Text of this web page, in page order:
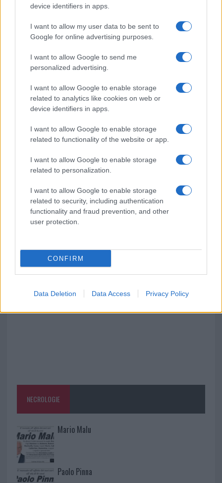
device identifiers in apps.
I want to allow my user data to be sent to
Google for online advertising purposes.
I want to allow Google to send me
personalized advertising.
I want to allow Google to enable storage
related to analytics like cookies on web or
device identifiers in apps.
I want to allow Google to enable storage
related to functionality of the website or app.
I want to allow Google to enable storage
related to personalization.
I want to allow Google to enable storage
related to security, including authentication
functionality and fraud prevention, and other
user protection.
CONFIRM
Data Deletion Data Access Privacy Policy
Controlli rafforzati in Costa Smeralda, 20
Tre milioni di euro dalla Provincia Gallura per
nuove aule nelle scuole di Olbia
Incidente sulla provinciale 125, paura tra Olbia e
Arzachena
Incidente sulla strada provinciale ad Arzachena,
Sangue, musica e solidarietà con Avis Olbia al
Delta Center
Meteo Olbia 9 agosto, temperature in calo
Salmo finisce in ospedale a Catania, ma il tour
va avanti: “Sicilia, ci sono”
NECROLOGIE
Mario Malu
Paolo Pinna